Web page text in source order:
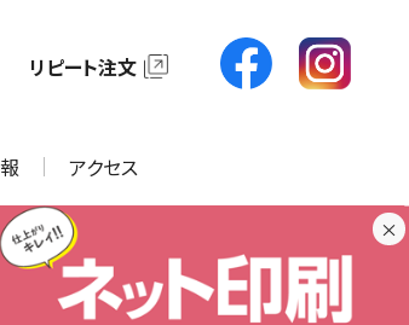
リピート注文
アクセス
×